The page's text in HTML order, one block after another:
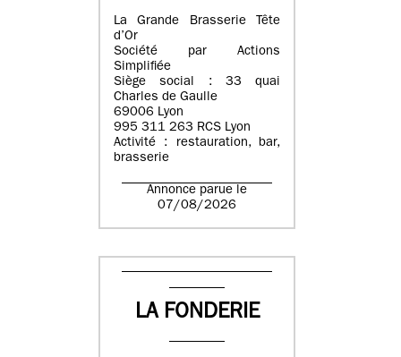
La Grande Brasserie Tête
d’Or
Société par Actions
Simplifiée
Siège social : 33 quai
Charles de Gaulle
69006 Lyon
995 311 263 RCS Lyon
Activité : restauration, bar,
brasserie
Annonce parue le
07/08/2026
LA FONDERIE